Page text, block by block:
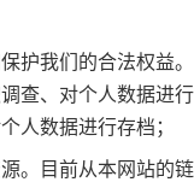
护我们的合法权益。
查、对个人数据进行
人数据进行存档；
。目前从本网站的链